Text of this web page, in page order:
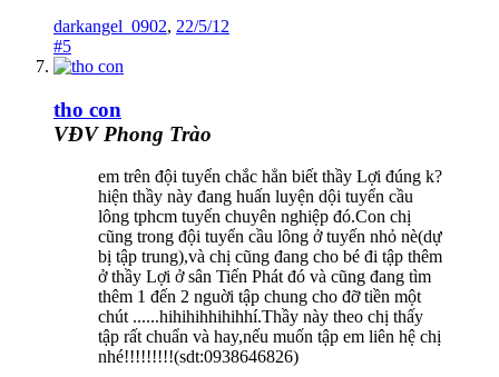
darkangel_0902, 22/5/12
#5
tho con
VĐV Phong Trào
em trên đội tuyển chắc hẳn biết thầy Lợi đúng k?
hiện thầy này đang huấn luyện dội tuyển cầu
lông tphcm tuyến chuyên nghiệp đó.Con chị
cũng trong đội tuyển cầu lông ở tuyến nhỏ nè(dự
bị tập trung),và chị cũng đang cho bé đi tập thêm
ở thầy Lợi ở sân Tiến Phát đó và cũng đang tìm
thêm 1 đến 2 nguời tập chung cho đỡ tiền một
chút ......hihihihhihihhí.Thầy này theo chị thấy
tập rất chuẩn và hay,nếu muốn tập em liên hệ chị
nhé!!!!!!!!!(sdt:0938646826)